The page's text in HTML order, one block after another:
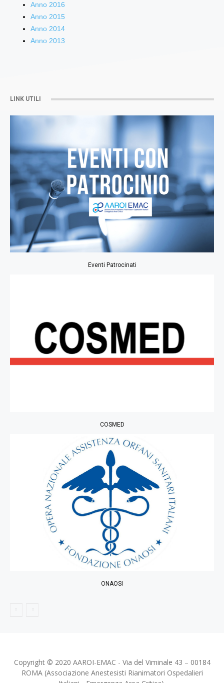
Anno 2016
Anno 2015
Anno 2014
Anno 2013
LINK UTILI
Eventi Patrocinati
COSMED
ONAOSI
Copyright © 2020 AAROI-EMAC - Via del Viminale 43 – 00184
ROMA (Associazione Anestesisti Rianimatori Ospedalieri